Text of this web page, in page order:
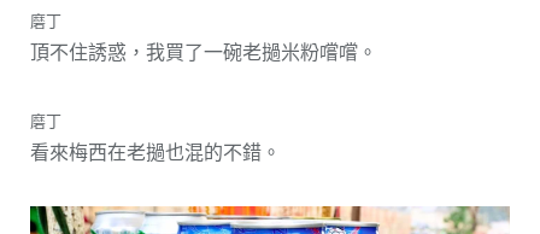
磨丁
頂不住誘惑，我買了一碗老撾米粉嚐嚐。
磨丁
看來梅西在老撾也混的不錯。